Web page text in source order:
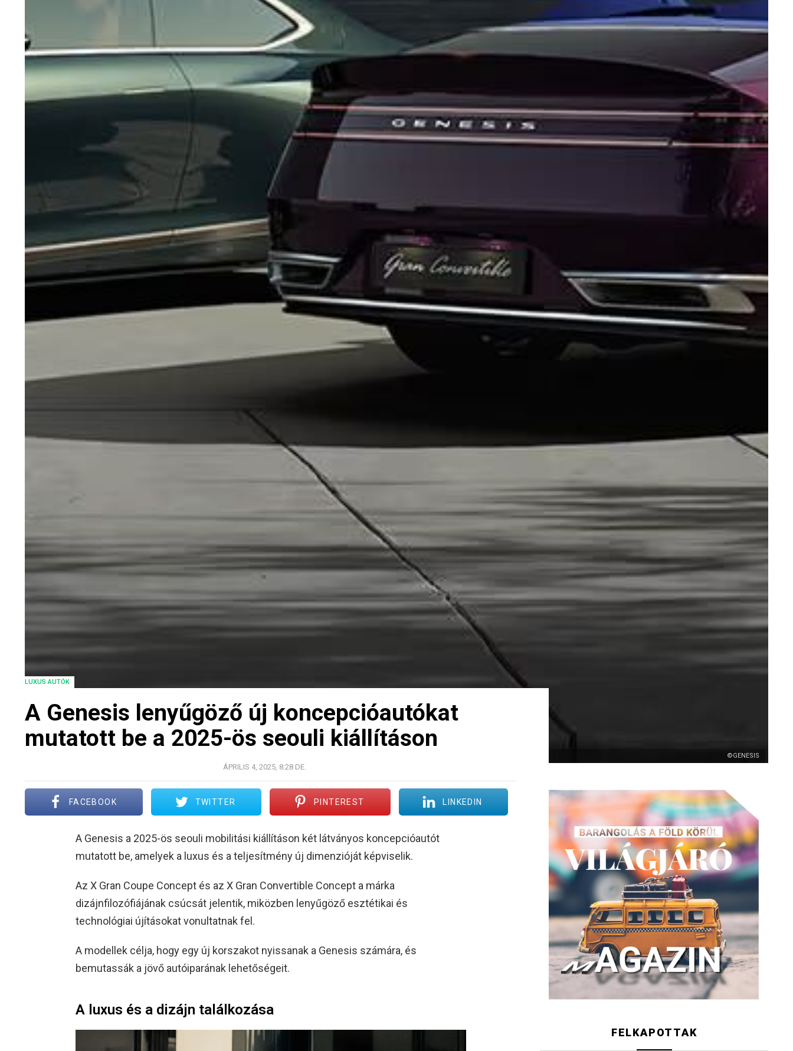
LUXUS AUTÓK
A Genesis lenyűgöző új koncepcióautókat
mutatott be a 2025-ös seouli kiállításon
©GENESIS
ÁPRILIS 4, 2025, 8:28 DE.
FACEBOOK TWITTER PINTEREST LINKEDIN
A Genesis a 2025-ös seouli mobilitási kiállításon két látványos koncepcióautót
mutatott be, amelyek a luxus és a teljesítmény új dimenzióját képviselik.
Az X Gran Coupe Concept és az X Gran Convertible Concept a márka
dizájnfilozófiájának csúcsát jelentik, miközben lenyűgöző esztétikai és
technológiai újításokat vonultatnak fel.
A modellek célja, hogy egy új korszakot nyissanak a Genesis számára, és
bemutassák a jövő autóiparának lehetőségeit.
A luxus és a dizájn találkozása
FELKAPOTTAK